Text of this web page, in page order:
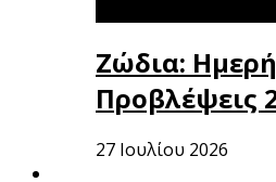
Ζώδια:
Προβλέψεις
27 Ιουλίου 2026